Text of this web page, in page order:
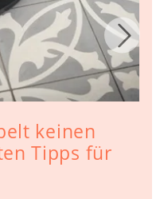
keinen
Tipps für